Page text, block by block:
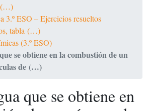
(…)
3.º ESO – Ejercicios resueltos
tabla (…)
(3.º ESO)
se obtiene en la combustión de un
de (…)
que se obtiene en